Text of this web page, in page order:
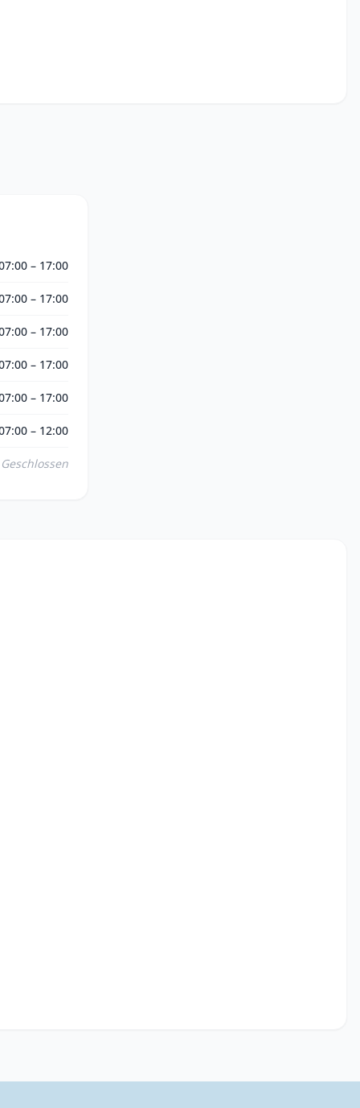
– 17:00
– 17:00
– 17:00
– 17:00
– 17:00
– 12:00
Geschlossen